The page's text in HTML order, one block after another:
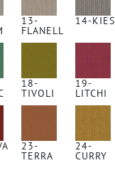
13-
FLANELL
14-KIES
18-
TIVOLI
19-
LITCHI
23-
TERRA
24-
CURRY